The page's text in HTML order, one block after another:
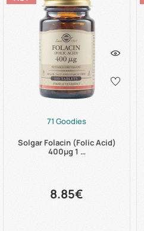
71 Goodies
Solgar Folacin (Folic Acid)
400μg 1 …
8.85€